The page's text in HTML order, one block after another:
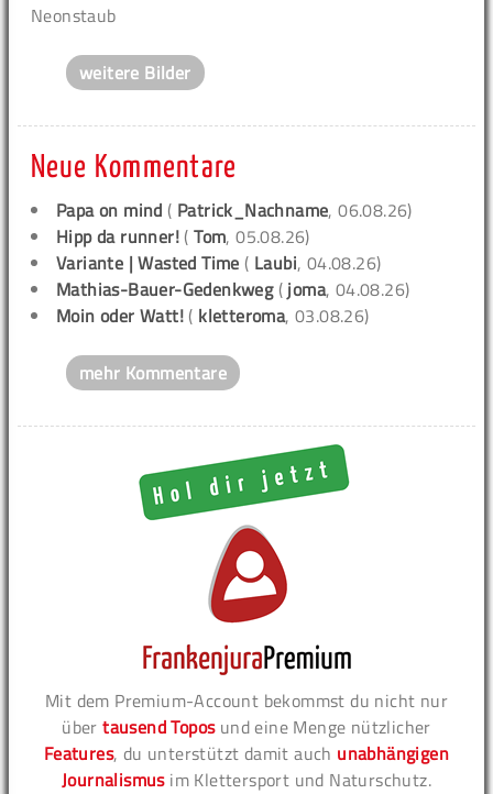
Neonstaub
weitere Bilder
Neue Kommentare
Papa on mind ( Patrick_Nachname, 06.08.26)
Hipp da runner! (Tom, 05.08.26)
Variante | Wasted Time ( Laubi, 04.08.26)
Mathias-Bauer-Gedenkweg( joma, 04.08.26)
Moin oder Watt! ( kletteroma, 03.08.26)
mehr Kommentare
Mit dem Premium-Account bekommst du nicht nur
übertausend Toposund eine Menge nützlicher
Features, du unterstützt damit auch unabhängigen
Journalismusim Klettersport und Naturschutz.